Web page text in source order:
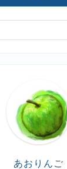
あおりんご